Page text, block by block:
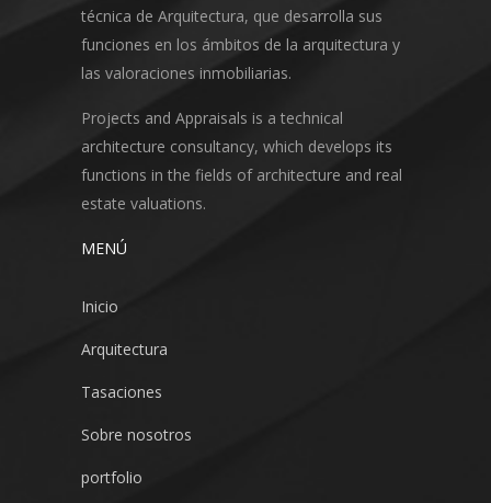
técnica de Arquitectura, que desarrolla sus
funciones en los ámbitos de la arquitectura y
las valoraciones inmobiliarias.
Projects and Appraisals is a technical
architecture consultancy, which develops its
functions in the fields of architecture and real
estate valuations.
MENÚ
Inicio
Arquitectura
Tasaciones
Sobre nosotros
portfolio